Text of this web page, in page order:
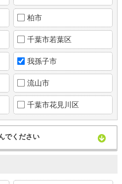
柏市
千葉市若葉区
我孫子市
流山市
千葉市花見川区
でください